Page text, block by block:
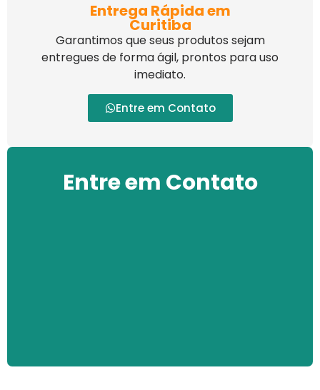
Entrega Rápida em
Curitiba
Garantimos que seus produtos sejam
entregues de forma ágil, prontos para uso
imediato.
Entre em Contato
Entre em Contato